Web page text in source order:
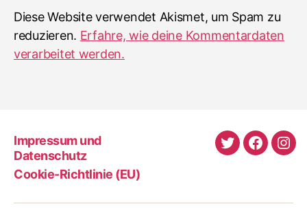
Diese Website verwendet Akismet, um Spam zu
reduzieren. Erfahre, wie deine Kommentardaten
verarbeitet werden.
Impressum und
Datenschutz
Cookie-Richtlinie (EU)
Twitter